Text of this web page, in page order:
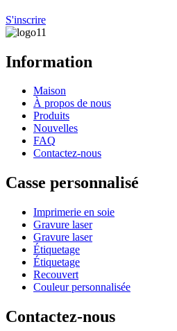
S'inscrire
Information
Maison
À propos de nous
Produits
Nouvelles
FAQ
Contactez-nous
Casse personnalisé
Imprimerie en soie
Gravure laser
Gravure laser
Étiquetage
Étiquetage
Recouvert
Couleur personnalisée
Contactez-nous